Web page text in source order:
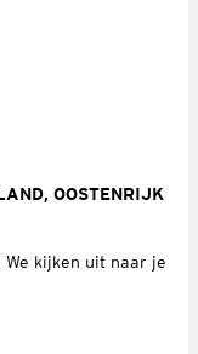
OOSTENRIJK
We kijken uit naar je